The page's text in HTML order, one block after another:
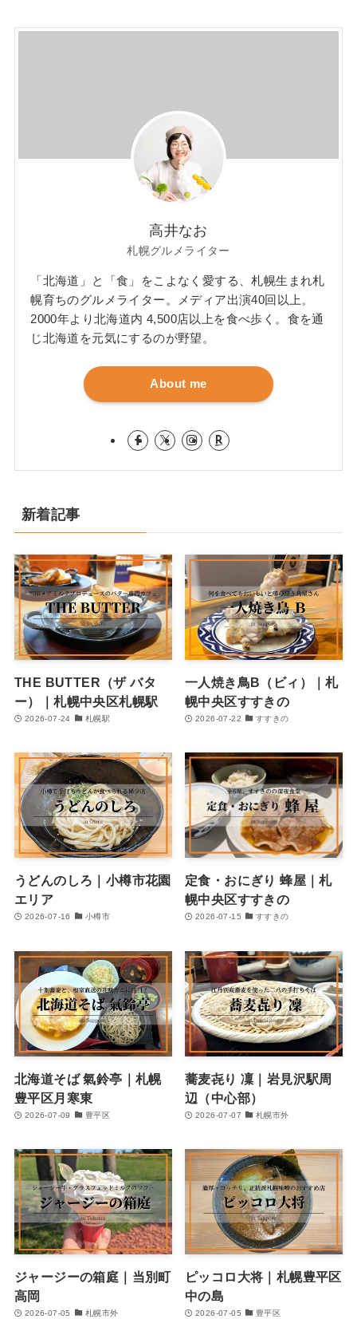
高井なお
札幌グルメライター
「北海道」と「食」をこよなく愛する、札幌生まれ札
幌育ちのグルメライター。メディア出演40回以上。
2000年より北海道内 4,500店以上を食べ歩く。食を通
じ北海道を元気にするのが野望。
About me
新着記事
THE BUTTER（ザ バタ
ー）｜札幌中央区札幌駅
2026-07-24 札幌駅
一人焼き鳥B（ビィ）｜札
幌中央区すすきの
2026-07-22 すすきの
うどんのしろ｜小樽市花園
エリア
2026-07-16 小樽市
定食・おにぎり 蜂屋｜札
幌中央区すすきの
2026-07-15 すすきの
北海道そば 氣鈴亭｜札幌
豊平区月寒東
2026-07-09 豊平区
蕎麦㐂り 凜｜岩見沢駅周
辺（中心部）
2026-07-07 札幌市外
ジャージーの箱庭｜当別町
高岡
2026-07-05 札幌市外
ピッコロ大将｜札幌豊平区
中の島
2026-07-05 豊平区